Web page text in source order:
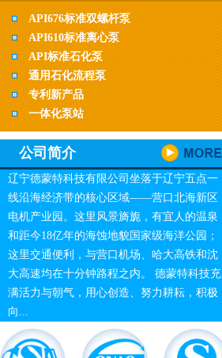
API676标准双螺杆泵
API610标准离心泵
API标准石化泵
通用石化流程泵
专利新产品
一体化泵站
公司简介
辽宁德蒙特科技有限公司坐落于辽宁五点一
线沿海经济带的核心区域——营口北海新区
电机产业园。这里风景旖旎，有宜人的温泉
和距今18亿年的海蚀地貌国家级海洋公园；
这里交通便利，与营口机场、哈大高铁和沈
大高速均在十分钟路程之内。 德蒙特科技充
满活力与朝气，用心创造、努力耕耘，积极
向...